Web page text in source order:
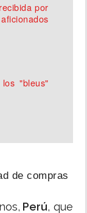
por
"bleus"
de compras
Perú, que